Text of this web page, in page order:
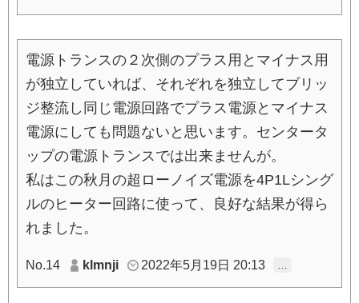
電源トランスの２次側のプラス用とマイナス用
が独立していれば、それぞれを独立してブリッ
ジ整流し同じ電源回路でプラス電源とマイナス
電源にしても問題ないと思います。センタータ
ップの電源トランスでは出来ませんが。
私はこの秋月の超ローノイズ電源を4P1Lシング
ルのヒーター回路に使って、良好な結果が得ら
れました。
No.14 klmnji 2022年5月19日 20:13 …